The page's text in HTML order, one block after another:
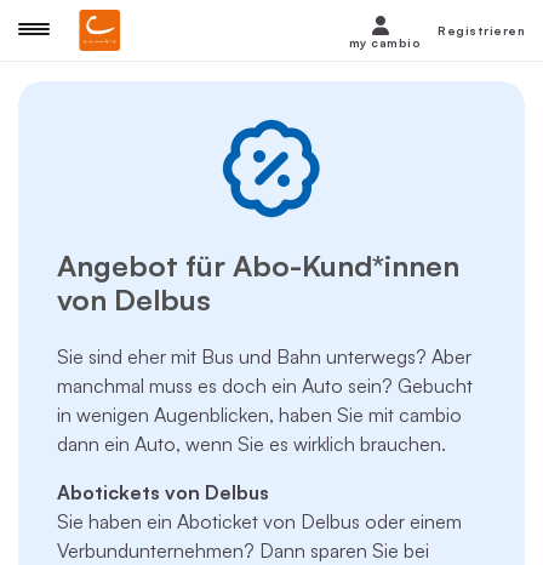
Angebot für Abo-Kund*innen
von Delbus
Sie sind eher mit Bus und Bahn unterwegs? Aber
manchmal muss es doch ein Auto sein? Gebucht
in wenigen Augenblicken, haben Sie mit cambio
dann ein Auto, wenn Sie es wirklich brauchen.
Abotickets von Delbus
Sie haben ein Aboticket von Delbus oder einem
Verbundunternehmen? Dann sparen Sie bei
my cambio
Registrieren